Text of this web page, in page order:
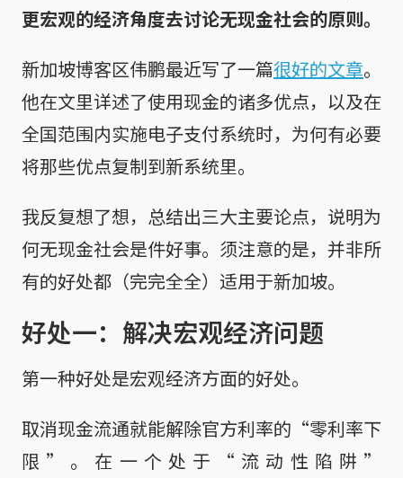
更宏观的经济角度去讨论无现金社会的原则。
新加坡博客区伟鹏最近写了一篇很好的文章。
他在文里详述了使用现金的诸多优点，以及在
全国范围内实施电子支付系统时，为何有必要
将那些优点复制到新系统里。
我反复想了想，总结出三大主要论点，说明为
何无现金社会是件好事。须注意的是，并非所
有的好处都（完完全全）适用于新加坡。
好处一：解决宏观经济问题
第一种好处是宏观经济方面的好处。
取消现金流通就能解除官方利率的“零利率下
限”。在一个处于“流动性陷阱”